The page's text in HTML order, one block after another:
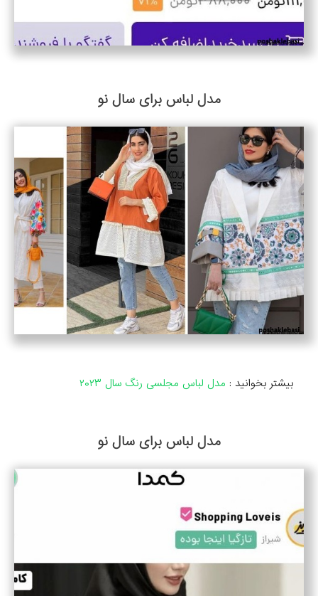
مدل لباس برای سال نو
بیشتر بخوانید : مدل لباس مجلسی رنگ سال ۲۰۲۳
مدل لباس برای سال نو